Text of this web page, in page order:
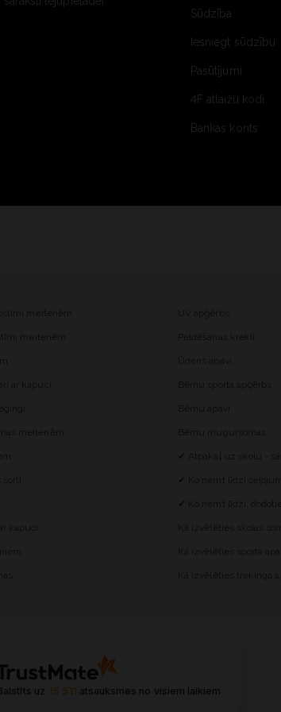
Sūdzība
Iesniegt sūdzību
Pasūtījumi
4F atlaižu kodi
Bankas konts
uz 15 511 atsauksmes no visiem laikiem